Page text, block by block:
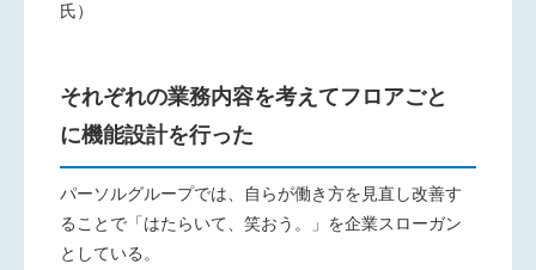
氏）
それぞれの業務内容を考えてフロアごと
に機能設計を行った
パーソルグループでは、自らが働き方を見直し改善す
ることで「はたらいて、笑おう。」を企業スローガン
としている。